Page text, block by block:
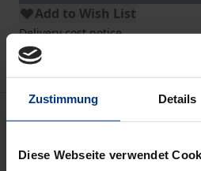
Zustimmung Details
Diese Webseite verwendet
Add to Wish List
Delivery cost notice
Als letzter Flächenstaat der